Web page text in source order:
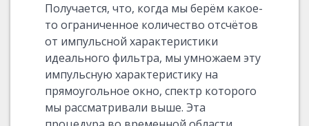
Получается, что, когда мы берём какое-
то ограниченное количество отсчётов
от импульсной характеристики
идеального фильтра, мы умножаем эту
импульсную характеристику на
прямоугольное окно, спектр которого
мы рассматривали выше. Эта